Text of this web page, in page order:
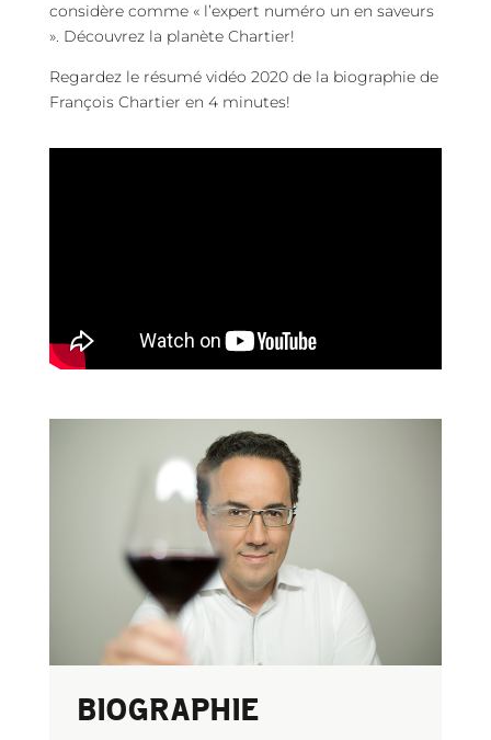
considère comme « l’expert numéro un en saveurs
». Découvrez la planète Chartier!
Regardez le résumé vidéo 2020 de la biographie de
François Chartier en 4 minutes!
BIOGRAPHIE